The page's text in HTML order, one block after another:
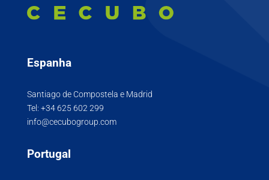
Espanha
Santiago de Compostela e Madrid
Tel: +34 625 602 299
info@cecubogroup.com
Portugal